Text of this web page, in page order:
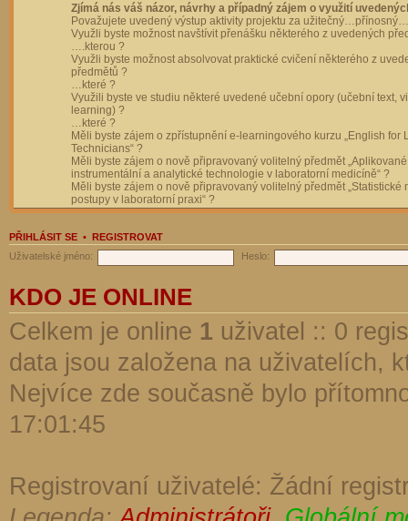
Zjímá nás váš názor, návrhy a případný zájem o využití
Považujete uvedený výstup aktivity projektu za
Využli byste možnost navštívit přenášku některého z uvedených
….kterou ?
Využli byste možnost absolvovat praktické cvičení některého z
předmětů ?
…které ?
Využili byste ve studiu některé uvedené učební opory (učební text,
learning) ?
…které ?
Měli byste zájem o zpřístupnění e-learningového kurzu „English for
Technicians“ ?
Měli byste zájem o nově připravovaný volitelný předmět „Aplikované
instrumentální a analytické technologie v laboratorní medicíně“ ?
Měli byste zájem o nově připravovaný volitelný předmět „Statistické
postupy v laboratorní praxi“ ?
PŘIHLÁSIT SE • REGISTROVAT
Uživatelské jméno:
Heslo:
KDO JE ONLINE
Celkem je online 1 uživatel :: 0
data jsou založena na uživatelích,
Nejvíce zde současně bylo
17:01:45
Registrovaní uživatelé: Žádní